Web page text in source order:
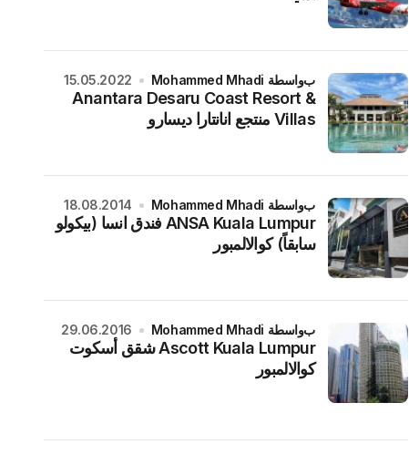
Anantara Desaru Coast Resort &
Villas منتجع انانتارا ديسارو
بواسطة Mohammed Mhadi 15.05.2022
ANSA Kuala Lumpur فندق انسا (بيكولو
سابقاً) كوالالمبور
بواسطة Mohammed Mhadi 18.08.2014
Ascott Kuala Lumpur شقق أسكوت
كوالالمبور
بواسطة Mohammed Mhadi 29.06.2016